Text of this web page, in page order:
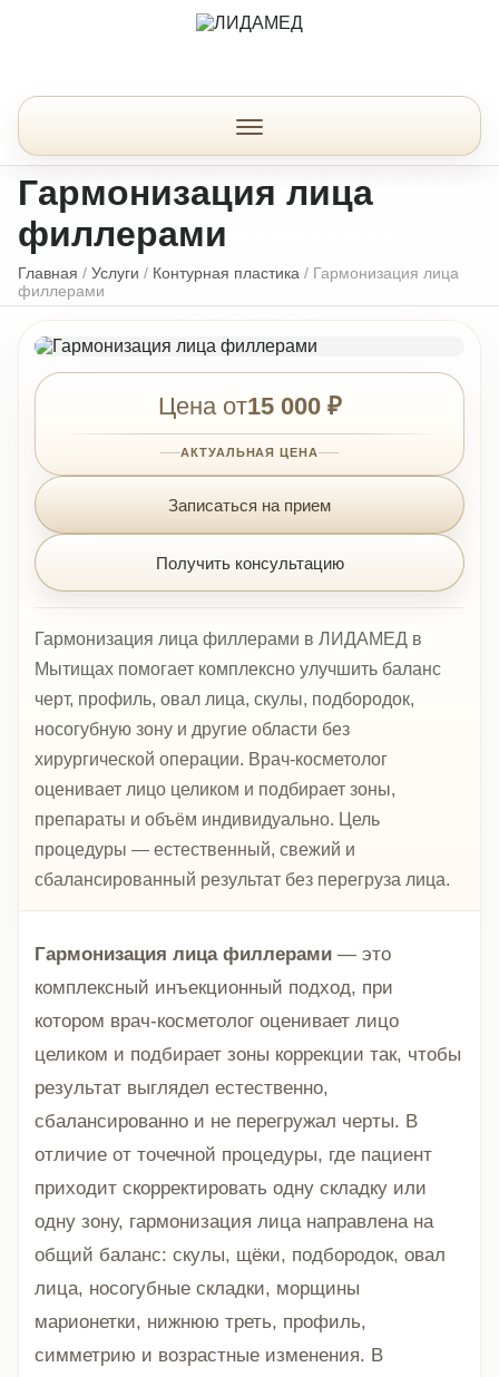
Гармонизация лица
филлерами
Главная / Услуги / Контурная пластика / Гармонизация лица
филлерами
Цена от15 000 ₽
АКТУАЛЬНАЯ ЦЕНА
Записаться на прием
Получить консультацию
Гармонизация лица филлерами в ЛИДАМЕД в
Мытищах помогает комплексно улучшить баланс
черт, профиль, овал лица, скулы, подбородок,
носогубную зону и другие области без
хирургической операции. Врач-косметолог
оценивает лицо целиком и подбирает зоны,
препараты и объём индивидуально. Цель
процедуры — естественный, свежий и
сбалансированный результат без перегруза лица.
Гармонизация лица филлерами — это
комплексный инъекционный подход, при
котором врач-косметолог оценивает лицо
целиком и подбирает зоны коррекции так, чтобы
результат выглядел естественно,
сбалансированно и не перегружал черты. В
отличие от точечной процедуры, где пациент
приходит скорректировать одну складку или
одну зону, гармонизация лица направлена на
общий баланс: скулы, щёки, подбородок, овал
лица, носогубные складки, морщины
марионетки, нижнюю треть, профиль,
симметрию и возрастные изменения. В